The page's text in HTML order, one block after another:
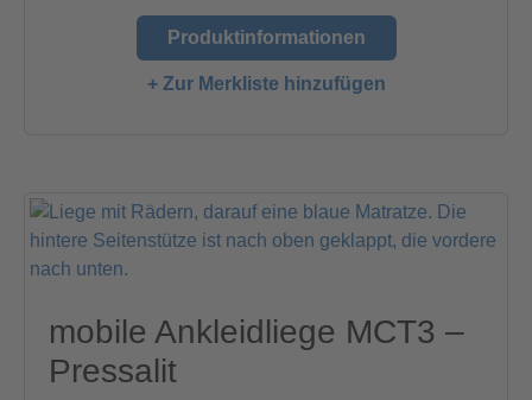
Produktinformationen
+ Zur Merkliste hinzufügen
mobile Ankleidliege MCT3 –
Pressalit